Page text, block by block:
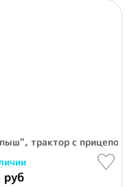
трактор с
руб